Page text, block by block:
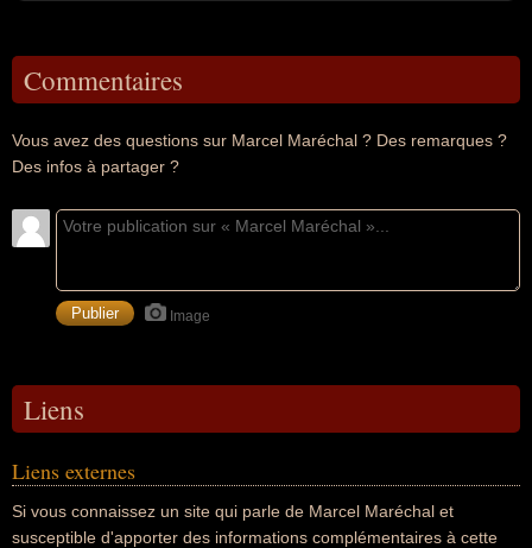
Commentaires
Vous avez des questions sur Marcel Maréchal ? Des remarques ?
Des infos à partager ?
Image
Liens
Liens externes
Si vous connaissez un site qui parle de Marcel Maréchal et
susceptible d'apporter des informations complémentaires à cette